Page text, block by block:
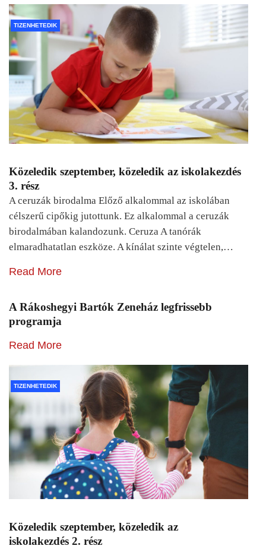
TIZENHETEDIK
Közeledik szeptember, közeledik az iskolakezdés
3. rész
A ceruzák birodalma Előző alkalommal az iskolában
célszerű cipőkig jutottunk. Ez alkalommal a ceruzák
birodalmában kalandozunk. Ceruza A tanórák
elmaradhatatlan eszköze. A kínálat szinte végtelen,…
Read More
A Rákoshegyi Bartók Zeneház legfrissebb
programja
Read More
TIZENHETEDIK
Közeledik szeptember, közeledik az
iskolakezdés 2. rész